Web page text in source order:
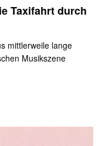
Taxifahrt durch
mittlerweile lange
Musikszene